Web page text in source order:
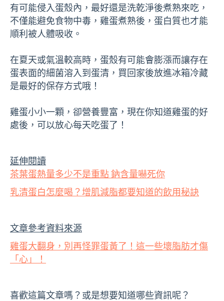
有可能侵入蛋殼內，最好還是洗乾淨後煮熟來吃，
不僅能避免食物中毒，雞蛋煮熟後，蛋白質也才能
順利被人體吸收。
在夏天或氣溫較高時，蛋殼有可能會膨漲而讓存在
蛋表面的細菌溶入到蛋清，買回家後放進冰箱冷藏
是最好的保存方式哦！
雞蛋小小一顆，卻營養豐富，現在你知道雞蛋的好
處後，可以放心每天吃蛋了！
延伸閱讀
茶葉蛋熱量多少不是重點 鈉含量嚇死你
乳清蛋白怎麼喝？增肌減脂都要知道的飲用秘訣
文章參考資料來源
雞蛋大翻身，別再怪罪蛋黃了！這一些壞脂肪才傷
「心」！
喜歡這篇文章嗎？或是想要知道哪些資訊呢？